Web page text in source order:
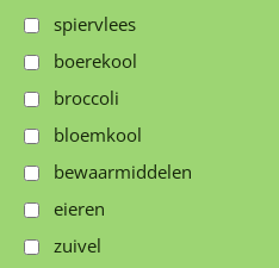
spiervlees
boerekool
broccoli
bloemkool
bewaarmiddelen
eieren
zuivel